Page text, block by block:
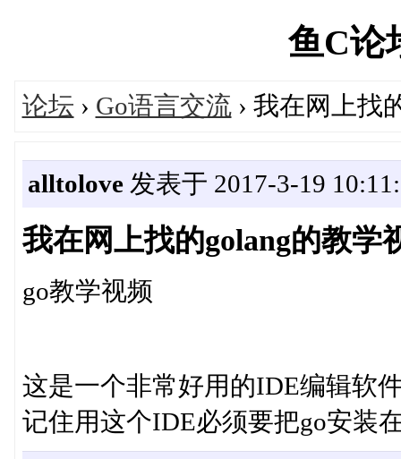
鱼C论
论坛 › Go语言交流› 我在网上找
alltolove发表于 2017-3-19
我在网上找的golang的教学
go教学视频
这是一个非常好用的IDE编辑软
记住用这个IDE必须要把go安装